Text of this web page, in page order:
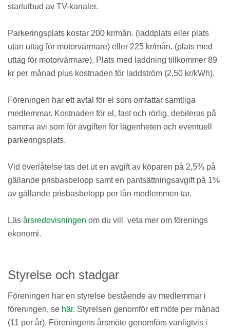
startutbud av TV-kanaler.
Parkeringsplats kostar 200 kr/mån. (laddplats eller plats
utan uttag för motorvärmare) eller 225 kr/mån. (plats med
uttag för motorvärmare). Plats med laddning tillkommer 89
kr per månad plus kostnaden för laddström (2,50 kr/kWh).
Föreningen har ett avtal för el som omfattar samtliga
medlemmar. Kostnaden för el, fast och rörlig, debiteras på
samma avi som för avgiften för lägenheten och eventuell
parkeringsplats.
Vid överlåtelse tas det ut en avgift av köparen på 2,5% på
gällande prisbasbelopp samt en pantsättningsavgift på 1%
av gällande prisbasbelopp per lån medlemmen tar.
Läs årsredovisningen om du vill veta mer om förenings
ekonomi.
Styrelse och stadgar
Föreningen har en styrelse bestående av medlemmar i
föreningen, se här. Styrelsen genomför ett möte per månad
(11 per år). Föreningens årsmöte genomförs vanligtvis i